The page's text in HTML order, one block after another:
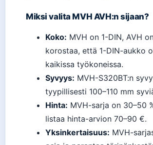
Miksi valita MVH AVH:n sijaan?
Koko: MVH on 1-DIN, AVH
korostaa, että 1-DIN-aukko
kaikissa työkoneissa.
Syvyys: MVH-S320BT:n
tyypillisesti 100–110 mm
Hinta: MVH-sarja on 30–50
listaa hinta-arvion 70–90 €.
Yksinkertaisuus: MVH-